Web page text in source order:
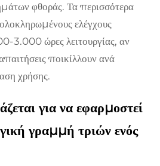
φθοράς. Τα περισσότερα
ελέγχους
3.000 ώρες λειτουργίας, αν
ποικίλλουν ανά
χρήσης.
για να εφαρμοστεί
γραμμή τριών ενός